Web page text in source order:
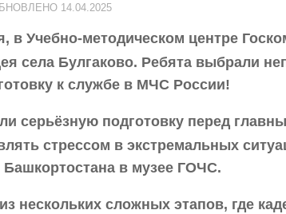
14.04.2025
в Учебно-методическом центре
села Булгаково. Ребята выбрали
к службе в МЧС России!
серьёзную подготовку перед
стрессом в экстремальных
в музее ГОЧС.
нескольких сложных этапов, где